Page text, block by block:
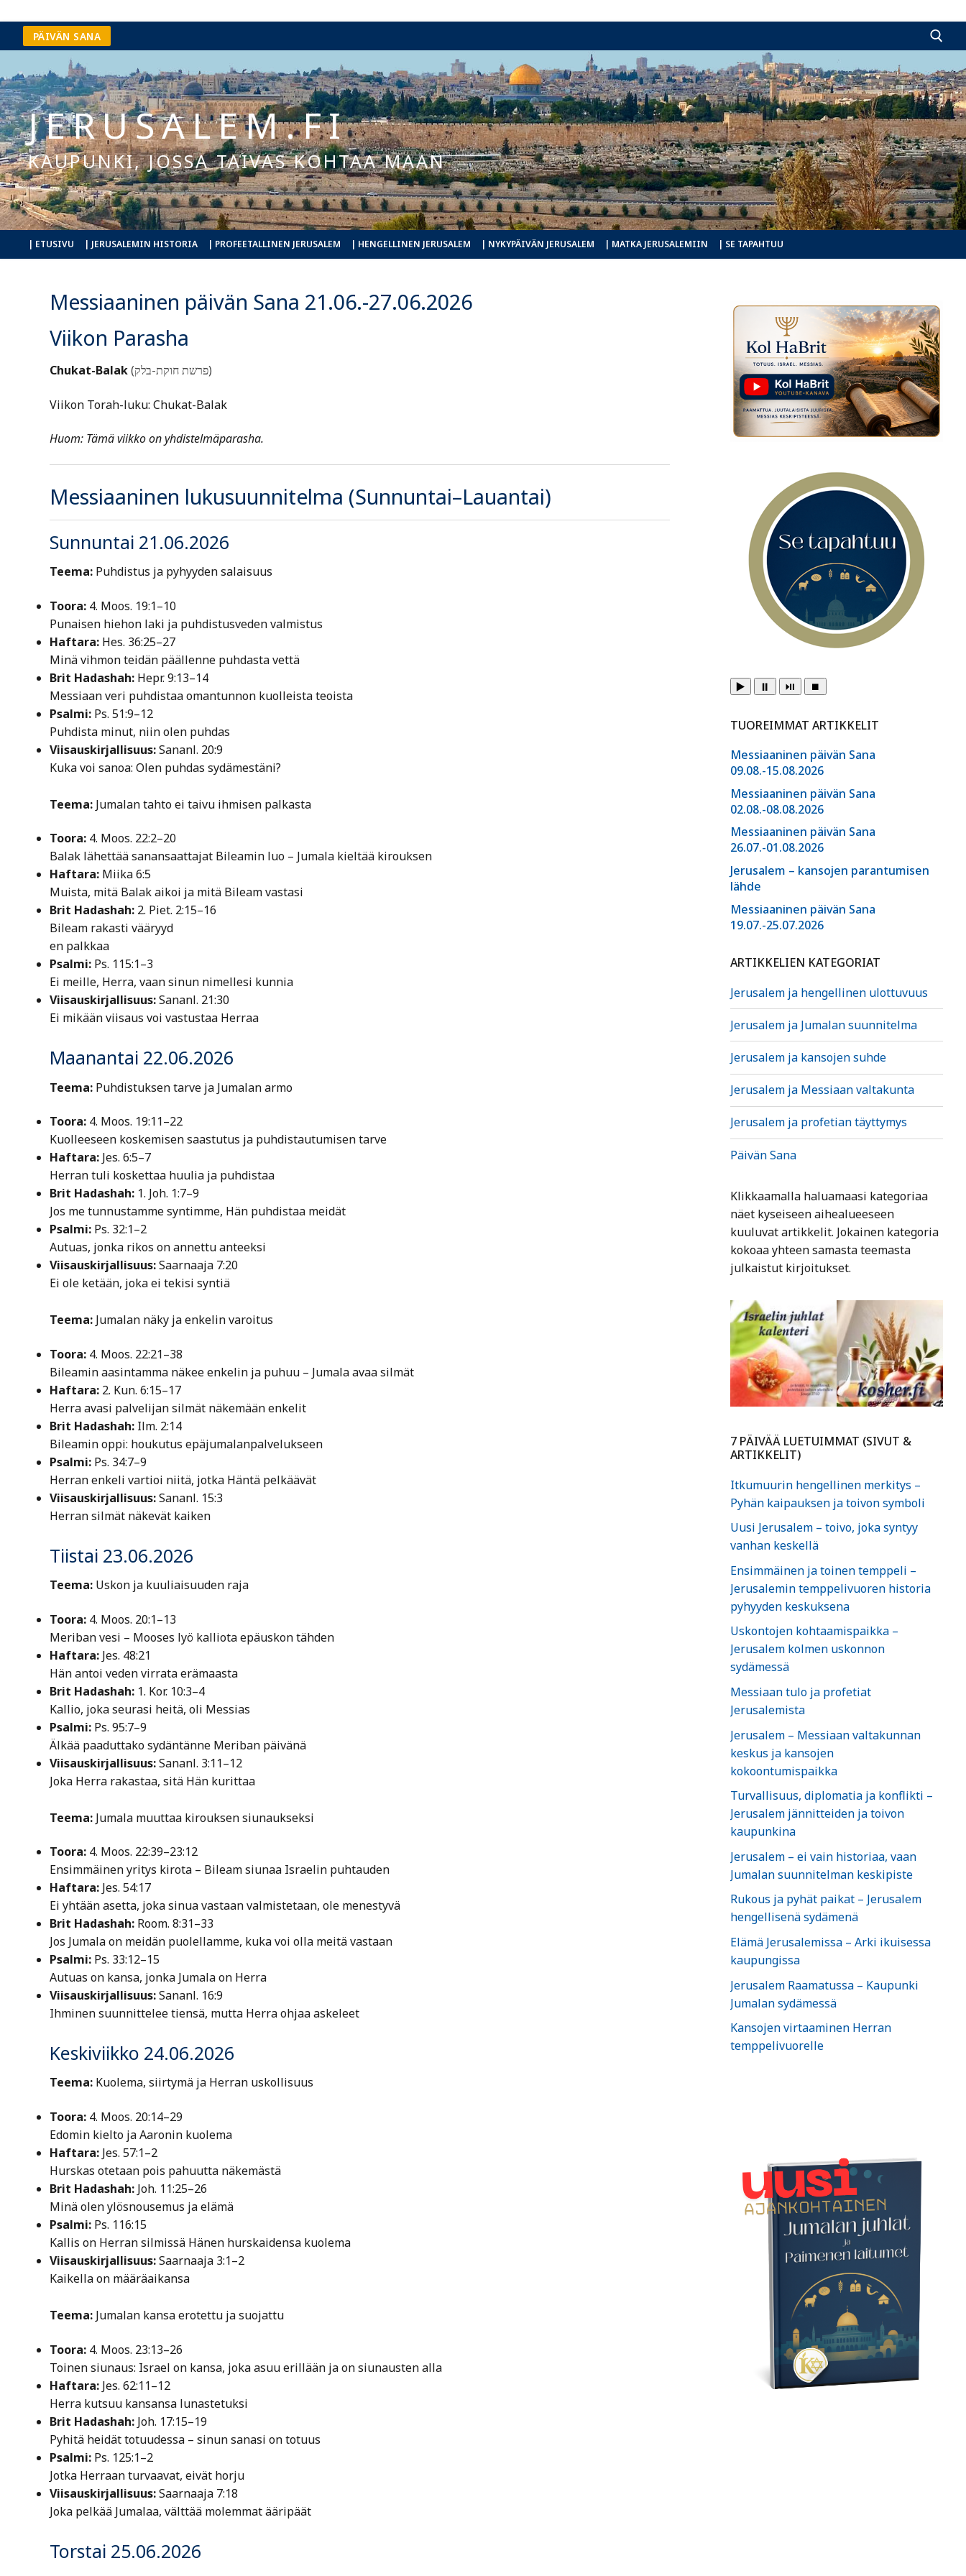
Hyppää
sisältöön
PÄIVÄN SANA
Hae:
JERUSALEM.FI
KAUPUNKI, JOSSA TAIVAS KOHTAA MAAN
| ETUSIVU | JERUSALEMIN HISTORIA | PROFEETALLINEN JERUSALEM | HENGELLINEN JERUSALEM | NYKYPÄIVÄN JERUSALEM | MATKA JERUSALEMIIN | SE TAPAHTUU
Messiaaninen päivän Sana 21.06.-27.06.2026
Viikon Parasha
Chukat-Balak (פרשת חוקת-בלק)
Viikon Torah-luku: Chukat-Balak
Huom: Tämä viikko on yhdistelmäparasha.
Messiaaninen lukusuunnitelma (Sunnuntai–Lauantai)
Sunnuntai 21.06.2026
Teema:Puhdistus ja pyhyyden salaisuus
Toora:4. Moos. 19:1–10
Punaisen hiehon laki ja puhdistusveden valmistus
Haftara:Hes. 36:25–27
Minä vihmon teidän päällenne puhdasta vettä
Brit Hadashah:Hepr. 9:13–14
Messiaan veri puhdistaa omantunnon kuolleista teoista
Psalmi:Ps. 51:9–12
Puhdista minut, niin olen puhdas
Viisauskirjallisuus:Sananl. 20:9
Kuka voi sanoa: Olen puhdas sydämestäni?
Teema:Jumalan tahto ei taivu ihmisen palkasta
Toora:4. Moos. 22:2–20
Balak lähettää sanansaattajat Bileamin luo – Jumala kieltää kirouksen
Haftara:Miika 6:5
Muista, mitä Balak aikoi ja mitä Bileam vastasi
Brit Hadashah:2. Piet. 2:15–16
Bileam rakasti vääryyd
en palkkaa
Psalmi:Ps. 115:1–3
Ei meille, Herra, vaan sinun nimellesi kunnia
Viisauskirjallisuus:Sananl. 21:30
Ei mikään viisaus voi vastustaa Herraa
Maanantai 22.06.2026
Teema:Puhdistuksen tarve ja Jumalan armo
Toora:4. Moos. 19:11–22
Kuolleeseen koskemisen saastutus ja puhdistautumisen tarve
Haftara:Jes. 6:5–7
Herran tuli koskettaa huulia ja puhdistaa
Brit Hadashah:1. Joh. 1:7–9
Jos me tunnustamme syntimme, Hän puhdistaa meidät
Psalmi:Ps. 32:1–2
Autuas, jonka rikos on annettu anteeksi
Viisauskirjallisuus:Saarnaaja 7:20
Ei ole ketään, joka ei tekisi syntiä
Teema:Jumalan näky ja enkelin varoitus
Toora:4. Moos. 22:21–38
Bileamin aasintamma näkee enkelin ja puhuu – Jumala avaa silmät
Haftara:2. Kun. 6:15–17
Herra avasi palvelijan silmät näkemään enkelit
Brit Hadashah:Ilm. 2:14
Bileamin oppi: houkutus epäjumalanpalvelukseen
Psalmi:Ps. 34:7–9
Herran enkeli vartioi niitä, jotka Häntä pelkäävät
Viisauskirjallisuus:Sananl. 15:3
Herran silmät näkevät kaiken
Tiistai 23.06.2026
Teema:Uskon ja kuuliaisuuden raja
Toora:4. Moos. 20:1–13
Meriban vesi – Mooses lyö kalliota epäuskon tähden
Haftara:Jes. 48:21
Hän antoi veden virrata erämaasta
Brit Hadashah:1. Kor. 10:3–4
Kallio, joka seurasi heitä, oli Messias
Psalmi:Ps. 95:7–9
Älkää paaduttako sydäntänne Meriban päivänä
Viisauskirjallisuus:Sananl. 3:11–12
Joka Herra rakastaa, sitä Hän kurittaa
Teema:Jumala muuttaa kirouksen siunaukseksi
Toora:4. Moos. 22:39–23:12
Ensimmäinen yritys kirota – Bileam siunaa Israelin puhtauden
Haftara:Jes. 54:17
Ei yhtään asetta, joka sinua vastaan valmistetaan, ole menestyvä
Brit Hadashah:Room. 8:31–33
Jos Jumala on meidän puolellamme, kuka voi olla meitä vastaan
Psalmi:Ps. 33:12–15
Autuas on kansa, jonka Jumala on Herra
Viisauskirjallisuus:Sananl. 16:9
Ihminen suunnittelee tiensä, mutta Herra ohjaa askeleet
Keskiviikko 24.06.2026
Teema:Kuolema, siirtymä ja Herran uskollisuus
Toora:4. Moos. 20:14–29
Edomin kielto ja Aaronin kuolema
Haftara:Jes. 57:1–2
Hurskas otetaan pois pahuutta näkemästä
Brit Hadashah:Joh. 11:25–26
Minä olen ylösnousemus ja elämä
Psalmi:Ps. 116:15
Kallis on Herran silmissä Hänen hurskaidensa kuolema
Viisauskirjallisuus:Saarnaaja 3:1–2
Kaikella on määräaikansa
Teema:Jumalan kansa erotettu ja suojattu
Toora:4. Moos. 23:13–26
Toinen siunaus: Israel on kansa, joka asuu erillään ja on siunausten alla
Haftara:Jes. 62:11–12
Herra kutsuu kansansa lunastetuksi
Brit Hadashah:Joh. 17:15–19
Pyhitä heidät totuudessa – sinun sanasi on totuus
Psalmi:Ps. 125:1–2
Jotka Herraan turvaavat, eivät horju
Viisauskirjallisuus:Saarnaaja 7:18
Joka pelkää Jumalaa, välttää molemmat ääripäät
Torstai 25.06.2026
▶️ ⏸️ ⏯️ ⏹️
TUOREIMMAT ARTIKKELIT
Messiaaninen päivän Sana
09.08.-15.08.2026
Messiaaninen päivän Sana
02.08.-08.08.2026
Messiaaninen päivän Sana
26.07.-01.08.2026
Jerusalem – kansojen parantumisen
lähde
Messiaaninen päivän Sana
19.07.-25.07.2026
ARTIKKELIEN KATEGORIAT
Jerusalem ja hengellinen ulottuvuus
Jerusalem ja Jumalan suunnitelma
Jerusalem ja kansojen suhde
Jerusalem ja Messiaan valtakunta
Jerusalem ja profetian täyttymys
Päivän Sana
Klikkaamalla haluamaasi kategoriaa
näet kyseiseen aihealueeseen
kuuluvat artikkelit. Jokainen kategoria
kokoaa yhteen samasta teemasta
julkaistut kirjoitukset.
7 PÄIVÄÄ LUETUIMMAT (SIVUT &
ARTIKKELIT)
Itkumuurin hengellinen merkitys –
Pyhän kaipauksen ja toivon symboli
Uusi Jerusalem – toivo, joka syntyy
vanhan keskellä
Ensimmäinen ja toinen temppeli –
Jerusalemin temppelivuoren historia
pyhyyden keskuksena
Uskontojen kohtaamispaikka –
Jerusalem kolmen uskonnon
sydämessä
Messiaan tulo ja profetiat
Jerusalemista
Jerusalem – Messiaan valtakunnan
keskus ja kansojen
kokoontumispaikka
Turvallisuus, diplomatia ja konflikti –
Jerusalem jännitteiden ja toivon
kaupunkina
Jerusalem – ei vain historiaa, vaan
Jumalan suunnitelman keskipiste
Rukous ja pyhät paikat – Jerusalem
hengellisenä sydämenä
Elämä Jerusalemissa – Arki ikuisessa
kaupungissa
Jerusalem Raamatussa – Kaupunki
Jumalan sydämessä
Kansojen virtaaminen Herran
temppelivuorelle